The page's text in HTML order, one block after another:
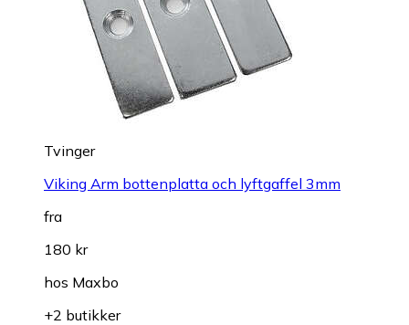
Tvinger
Viking Arm bottenplatta och lyftgaffel 3mm
fra
180 kr
hos Maxbo
+2 butikker